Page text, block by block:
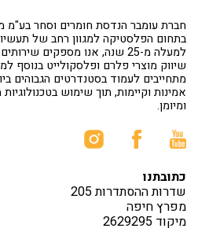
חברת עומבר הנדסת חומרים וסחר בע"מ
בתחום הפלסטיקה למגוון רחב של
למעלה מ-25 שנה, אנו מספקים
שיווק מוצרי פלרם ופלסקולייט בנוסף
מתחייבים לעמוד בסטנדרטים הגבוהים
אמינות וקיימות, תוך שימוש
ומיומן.
כתובתנו
שדרות ההסתדרות 205
מפרץ חיפה
מיקוד 2629295